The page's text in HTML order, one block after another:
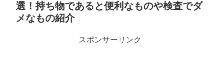
選！持ち物であると便利なものや検査でダ
メなもの紹介
スポンサーリンク